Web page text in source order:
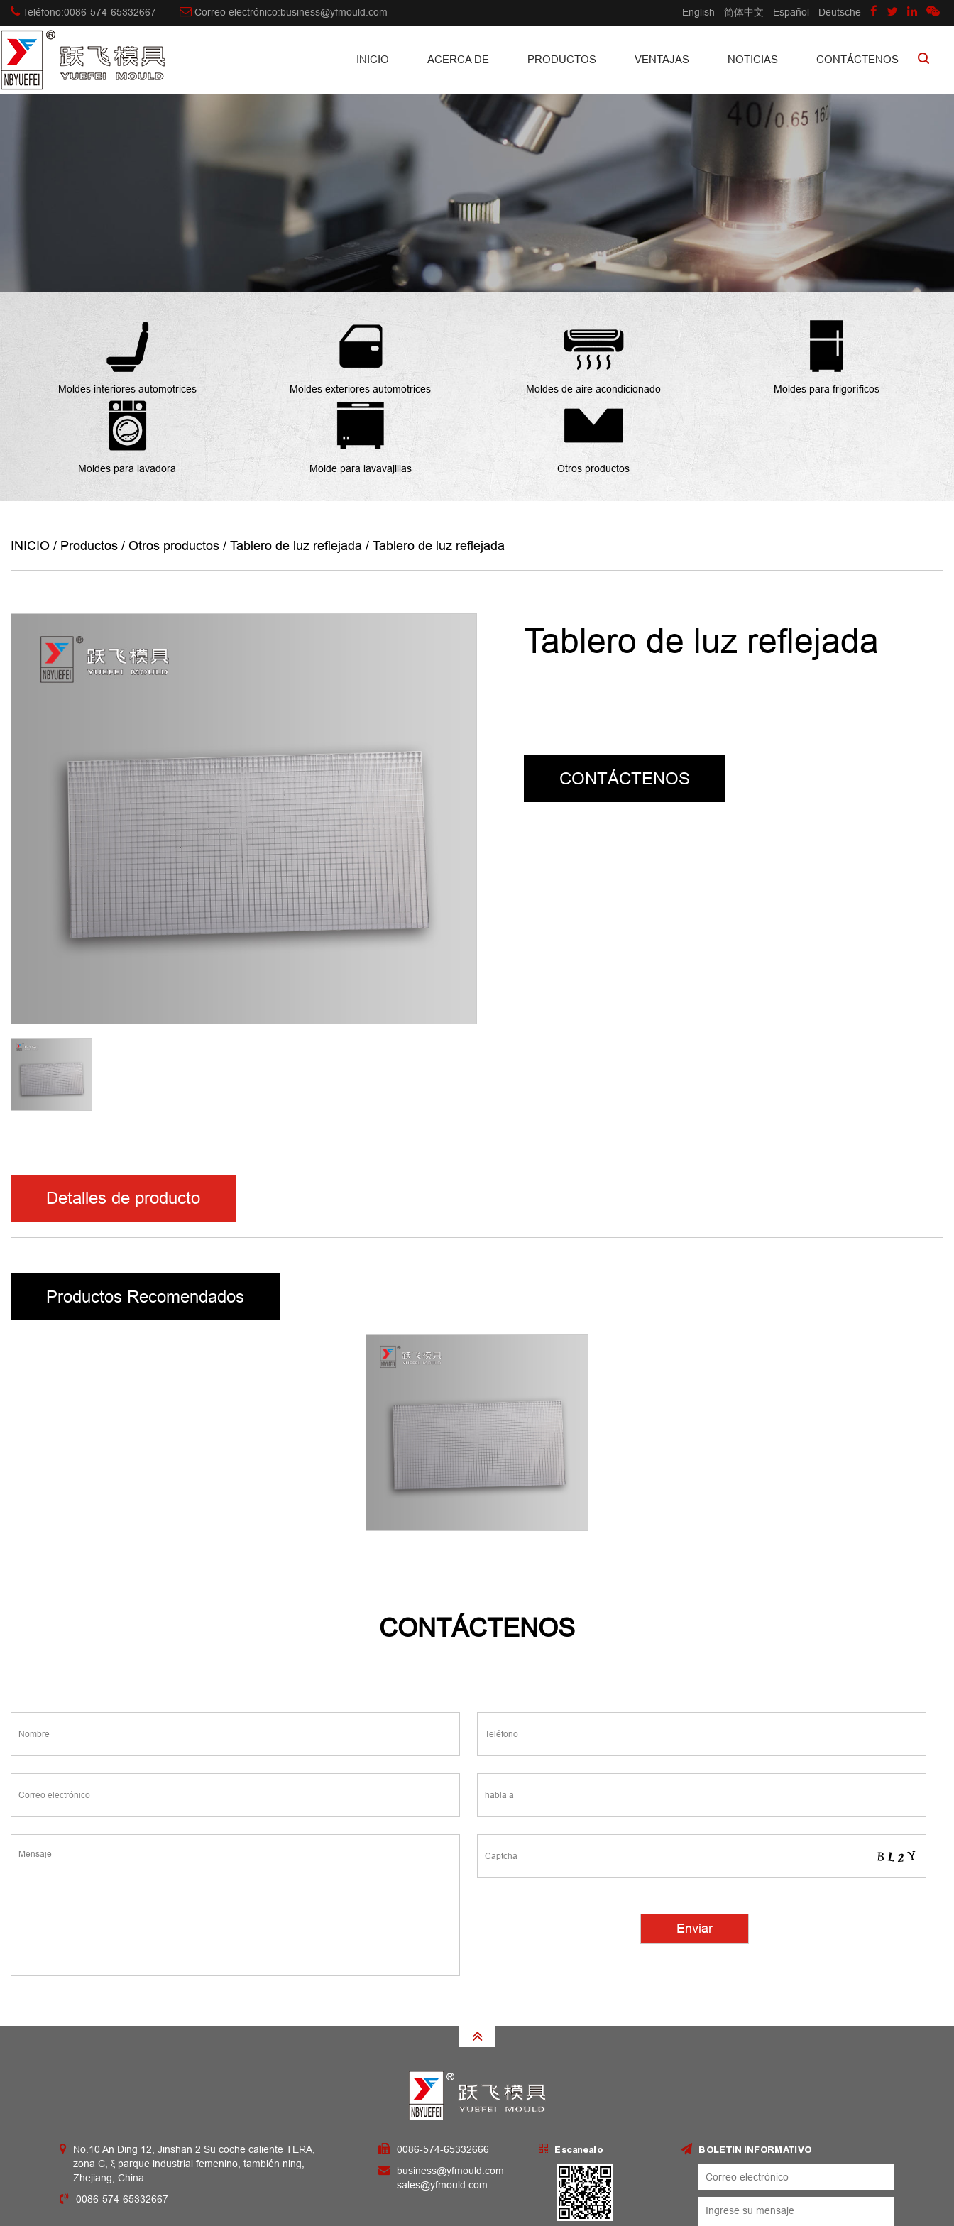
Teléfono:0086-574-65332667 Correo electrónico:business@yfmould.com English 简体中文 Español Deutsche
INICIO ACERCA DE PRODUCTOS VENTAJAS NOTICIAS CONTÁCTENOS
Moldes interiores automotrices Moldes exteriores automotrices Moldes de aire acondicionado Moldes para frigoríficos
Moldes para lavadora Molde para lavavajillas Otros productos
INICIO / Productos / Otros productos / Tablero de luz reflejada / Tablero de luz reflejada
Tablero de luz reflejada
CONTÁCTENOS
Detalles de producto
Productos Recomendados
CONTÁCTENOS
No.10 An Ding 12, Jinshan 2 Su coche caliente TERA,
zona C, ξ parque industrial femenino, también ning,
Zhejiang, China
0086-574-65332667
0086-574-65332666
business@yfmould.com
sales@yfmould.com
Escanealo BOLETIN INFORMATIVO